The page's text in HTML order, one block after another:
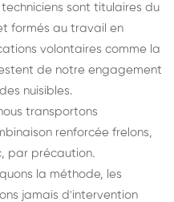
techniciens sont titulaires du
formés au travail en
volontaires comme la
de notre engagement
nuisibles.
transportons
renforcée frelons,
par précaution.
la méthode, les
jamais d'intervention